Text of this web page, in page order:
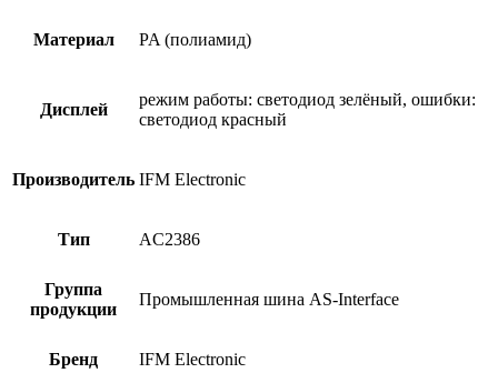
Материал PA (полиамид)
Дисплей
режим работы: светодиод зелёный, ошибки:
светодиод красный
Производитель IFM Electronic
Тип AC2386
Группа
продукции
Промышленная шина AS-Interface
Бренд IFM Electronic